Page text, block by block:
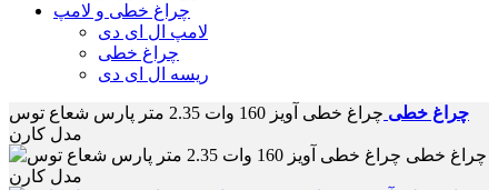
چراغ خطی و لامپ
لامپ ال ای دی
چراغ خطی
ریسه ال ای دی
چراغ خطی
چراغ خطی آویز 160 وات 2.35 متر پارس شعاع توس
مدل کارن